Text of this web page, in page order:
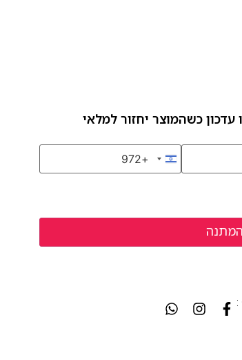
כשהמוצר יחזור למלאי
Israel +972
+972
: